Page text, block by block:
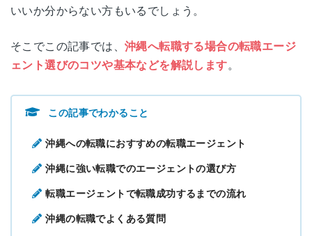
いいか分からない方もいるでしょう。
そこでこの記事では、 沖縄へ転職する場合の転職エージ
ェント選びのコツや基本などを解説します。
この記事でわかること
沖縄への転職におすすめの転職エージェント
沖縄に強い転職でのエージェントの選び方
転職エージェントで転職成功するまでの流れ
沖縄の転職でよくある質問